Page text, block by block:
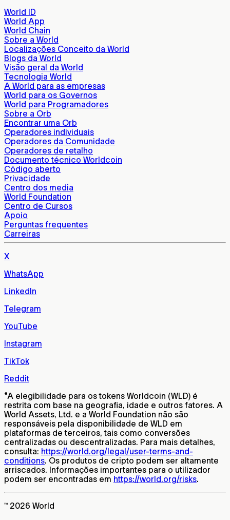
World ID
World App
World Chain
Sobre a World
Localizações Conceito da World
Blogs da World
Visão geral da World
Tecnologia World
A World para as empresas
World para os Governos
World para Programadores
Sobre a Orb
Encontrar uma Orb
Operadores individuais
Operadores da Comunidade
Operadores de retalho
Documento técnico Worldcoin
Código aberto
Privacidade
Centro dos media
World Foundation
Centro de Cursos
Apoio
Perguntas frequentes
Carreiras
X
WhatsApp
LinkedIn
Telegram
YouTube
Instagram
TikTok
Reddit
*A elegibilidade para os tokens Worldcoin (WLD) é
restrita com base na geografia, idade e outros fatores. A
World Assets, Ltd. e a World Foundation não são
responsáveis pela disponibilidade de WLD em
plataformas de terceiros, tais como conversões
centralizadas ou descentralizadas. Para mais detalhes,
consulta: https://world.org/legal/user-terms-and-
conditions. Os produtos de cripto podem ser altamente
arriscados. Informações importantes para o utilizador
podem ser encontradas em https://world.org/risks.
™ 2026 World